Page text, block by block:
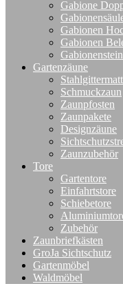
Gabione
Gabionen
Gabionen
Gartenzäune
Schmuckzaun
Zaunpfosten
Zaunpakete
Designzäune
Zaunzubehör
Tore
Gartentore
Einfahrtstore
Schiebetore
Zubehör
Zaunbriefkästen
GroJa Sichtschutz
Gartenmöbel
Waldmöbel